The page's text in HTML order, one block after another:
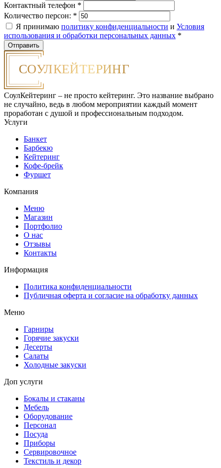
Контактный телефон *
Количество персон: *
Я принимаю политику конфиденциальности и Условия
использования и обработки персональных данных *
СоулКейтеринг – не просто кейтеринг. Это название выбрано
не случайно, ведь в любом мероприятии каждый момент
проработан с душой и профессиональным подходом.
Услуги
Банкет
Барбекю
Кейтеринг
Кофе-брейк
Фуршет
Компания
Меню
Магазин
Портфолио
О нас
Отзывы
Контакты
Информация
Политика конфиденциальности
Публичная оферта и согласие на обработку данных
Меню
Гарниры
Горячие закуски
Десерты
Салаты
Холодные закуски
Доп услуги
Бокалы и стаканы
Мебель
Оборудование
Персонал
Посуда
Приборы
Сервировочное
Текстиль и декор